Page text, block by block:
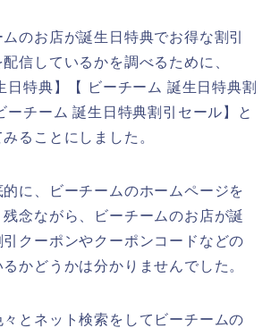
のお店が誕生日特典でお得な割引
信しているかを調べるために、
日特典】【 ビーチーム 誕生日特典割
ーチーム 誕生日特典割引セール】と
ることにしました。
に、ビーチームのホームページを
念ながら、ビーチームのお店が誕
クーポンやクーポンコードなどの
かどうかは分かりませんでした。
とネット検索をしてビーチームの